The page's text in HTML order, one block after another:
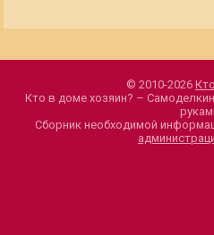
© 2010-2026
Кто в доме хозяин? –
Сборник необходимой